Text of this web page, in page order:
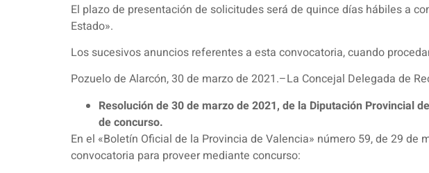
El plazo de presentación de solicitudes será de quince días hábiles a
Estado».
Los sucesivos anuncios referentes a esta convocatoria, cuando
Pozuelo de Alarcón, 30 de marzo de 2021.–La Concejal Delegada de
Resolución de 30 de marzo de 2021, de la Diputación Provincial
de concurso.
En el «Boletín Oficial de la Provincia de Valencia» número 59, de 29
convocatoria para proveer mediante concurso: